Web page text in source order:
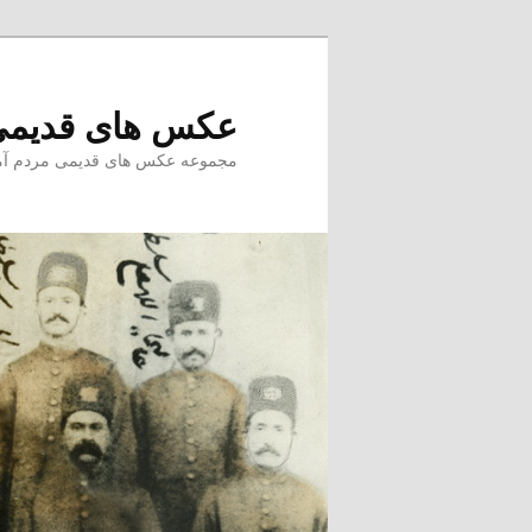
عکس های
مجموعه عکس های قدیمی مردم